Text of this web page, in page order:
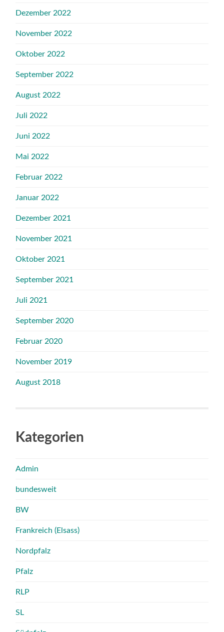
Dezember 2022
November 2022
Oktober 2022
September 2022
August 2022
Juli 2022
Juni 2022
Mai 2022
Februar 2022
Januar 2022
Dezember 2021
November 2021
Oktober 2021
September 2021
Juli 2021
September 2020
Februar 2020
November 2019
August 2018
Kategorien
Admin
bundesweit
BW
Frankreich (Elsass)
Nordpfalz
Pfalz
RLP
SL